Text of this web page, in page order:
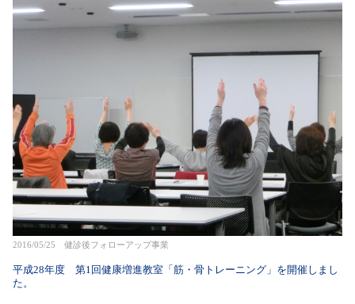
2016/05/25 健診後フォローアップ事業
平成28年度 第1回健康増進教室「筋・骨トレーニング」を開催しまし
た。